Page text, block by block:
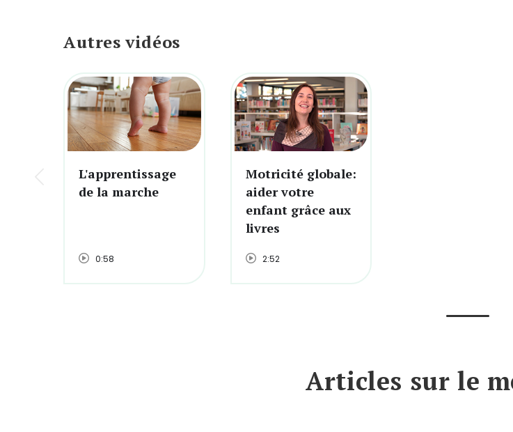
Autres vidéos
L'apprentissage
de la marche
0:58
Motricité globale:
aider votre
enfant grâce aux
livres
2:52
Articles sur le